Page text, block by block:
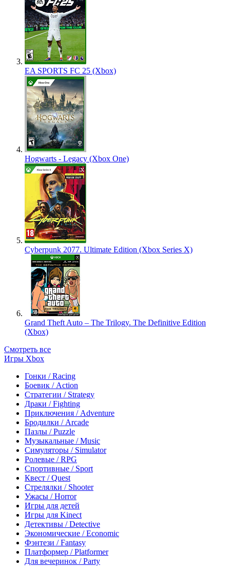
EA SPORTS FC 25 (Xbox)
Hogwarts - Legacy (Xbox One)
Cyberpunk 2077. Ultimate Edition (Xbox Series X)
Grand Theft Auto – The Trilogy. The Definitive Edition
(Xbox)
Смотреть все
Игры Xbox
Гонки / Racing
Боевик / Action
Стратегии / Strategy
Драки / Fighting
Приключения / Adventure
Бродилки / Arcade
Пазлы / Puzzle
Музыкальные / Music
Симуляторы / Simulator
Ролевые / RPG
Спортивные / Sport
Квест / Quest
Стрелялки / Shooter
Ужасы / Horror
Игры для детей
Игры для Kinect
Детективы / Detective
Экономические / Economic
Фэнтези / Fantasy
Платформер / Platformer
Для вечеринок / Party